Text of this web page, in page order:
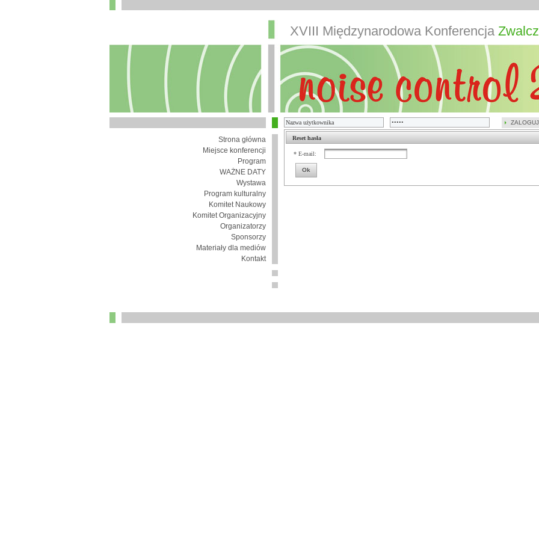
ZALOGUJ
XVIII Międzynarodowa Konferencja
Strona główna
Miejsce konferencji
Program
WAŻNE DATY
Wystawa
Program kulturalny
Komitet Naukowy
Komitet Organizacyjny
Organizatorzy
Sponsorzy
Materiały dla mediów
Kontakt
Reset hasła
* E-mail:
Ok